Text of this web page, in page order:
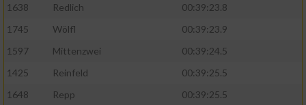
1638
Redlich
00:39:23.8
1745
Wölfl
00:39:23.9
1597
Mittenzwei
00:39:24.5
1425
Reinfeld
00:39:25.5
1648
Repp
00:39:25.5
Messung der Performance von Inhalten
oder Kombinationen von Daten aus
Entwicklung und Verbesserung der Angebote